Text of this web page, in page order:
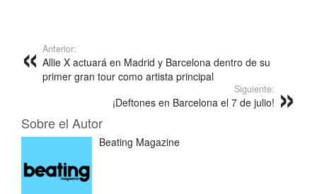
Anterior:
Allie X actuará en Madrid y Barcelona dentro de su
primer gran tour como artista principal
Siguiente:
¡Deftones en Barcelona el 7 de julio!
Sobre el Autor
Beating Magazine